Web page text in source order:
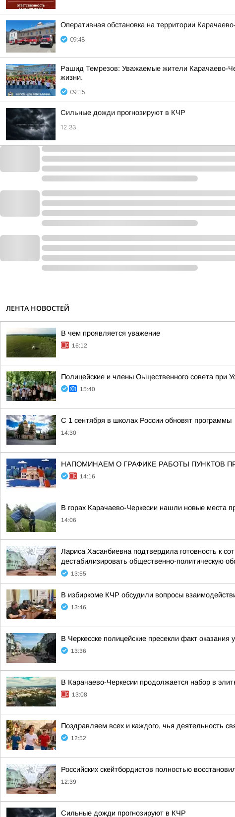
Оперативная обстановка на территории
09:48
Рашид Темрезов: Уважаемые жители Карачаево-
жизни.
09:15
Сильные дожди прогнозируют в КЧР
12:33
ЛЕНТА НОВОСТЕЙ
В чем проявляется уважение
16:12
Полицейские и члены Оьщественного совета при
15:40
С 1 сентября в школах России обновят программы
14:30
НАПОМИНАЕМ О ГРАФИКЕ РАБОТЫ ПУНКТОВ
14:16
В горах Карачаево-Черкесии нашли новые места
14:06
Лариса Хасанбиевна подтвердила готовность к
дестабилизировать общественно-политическую
13:55
В избиркоме КЧР обсудили вопросы
13:46
В Черкесске полицейские пресекли факт оказания
13:36
В Карачаево-Черкесии продолжается набор в
13:08
Поздравляем всех и каждого, чья деятельность
12:52
Российских скейтбордистов полностью
12:39
Сильные дожди прогнозируют в КЧР